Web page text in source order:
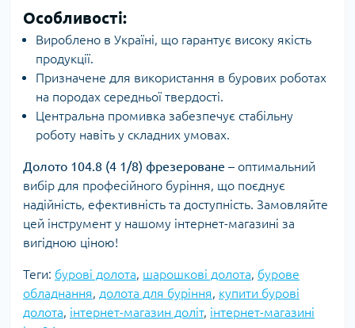
Особливості:
Вироблено в Україні, що гарантує високу якість
продукції.
Призначене для використання в бурових роботах
на породах середньої твердості.
Центральна промивка забезпечує стабільну
роботу навіть у складних умовах.
Долото 104.8 (4 1/8) фрезероване – оптимальний
вибір для професійного буріння, що поєднує
надійність, ефективність та доступність. Замовляйте
цей інструмент у нашому інтернет-магазині за
вигідною ціною!
Теги: бурові долота, шарошкові долота, бурове
обладнання, долота для буріння, купити бурові
долота, інтернет-магазин доліт, інтернет-магазині